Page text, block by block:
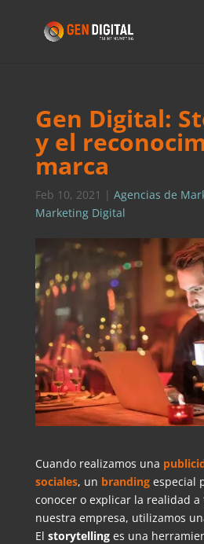
Gen Digital:
y el
marca
Feb 10, 2021 | Agencias de
Marketing Digital
Cuando realizamos una
sociales, un brandingespecial
conocer o explicar la realidad a
nuestra empresa, utilizamos
El storytellinges una